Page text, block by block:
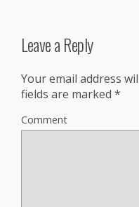
Leave a Reply
Your email address
fields are marked *
Comment